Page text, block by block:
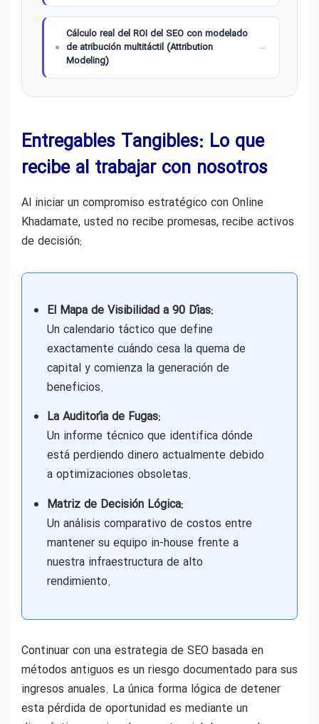
Cálculo real del ROI del SEO con modelado
de atribución multitáctil (Attribution
Modeling)
Entregables Tangibles: Lo que
recibe al trabajar con nosotros
Al iniciar un compromiso estratégico con Online
Khadamate, usted no recibe promesas, recibe activos
de decisión:
El Mapa de Visibilidad a 90 Días:
Un calendario táctico que define
exactamente cuándo cesa la quema de
capital y comienza la generación de
beneficios.
La Auditoría de Fugas:
Un informe técnico que identifica dónde
está perdiendo dinero actualmente debido
a optimizaciones obsoletas.
Matriz de Decisión Lógica:
Un análisis comparativo de costos entre
mantener su equipo in-house frente a
nuestra infraestructura de alto
rendimiento.
Continuar con una estrategia de SEO basada en
métodos antiguos es un riesgo documentado para sus
ingresos anuales. La única forma lógica de detener
esta pérdida de oportunidad es mediante un